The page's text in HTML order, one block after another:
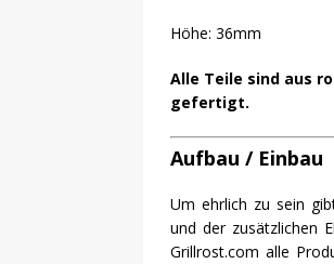
Höhe: 36mm
Alle Teile sind aus
gefertigt.
Aufbau / Einbau
Um ehrlich zu sein
und der zusätzlichen
Grillrost.com alle